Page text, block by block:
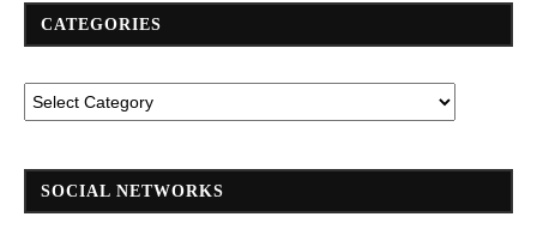
CATEGORIES
SOCIAL NETWORKS